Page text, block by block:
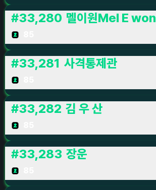
#33,280 멜이원Mel E won
#33,281 사격통제관
#33,282 김 우 산
#33,283 장운